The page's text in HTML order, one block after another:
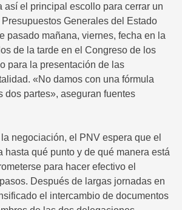
así el principal escollo para cerrar un
Generales del Estado
pasado mañana, viernes, fecha en la
de la tarde en el Congreso de los
para la presentación de las
«No damos con una fórmula
dos partes», aseguran fuentes
negociación, el PNV espera que el
hasta qué punto y de qué manera está
para hacer efectivo el
Después de largas jornadas en
el intercambio de documentos